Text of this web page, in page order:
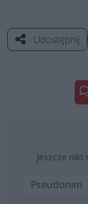
Udostępnij
Jeszcze nikt